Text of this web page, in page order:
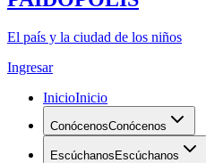
El país y la ciudad de los niños
Ingresar
InicioInicio
ConócenosConócenos
Escúchanos Escúchanos